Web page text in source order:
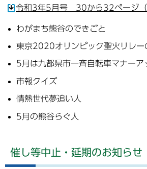
令和3年5月号 30から32ページ（
わがまち熊谷のできごと
東京2020オリンピック聖火リレー
5月は九都県市一斉自転車マナーア
市報クイズ
情熱世代夢追い人
5月の熊谷らぐ人
催し等中止・延期のお知らせ